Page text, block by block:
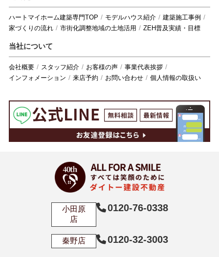
ハートマイホーム建築専門TOP モデルハウス紹介
建築施工事例
家づくりの流れ
市街化調整地域の土地活用 ZEH普及実績・目標
当社について
会社概要 スタッフ紹介 お客様の声
事業代表挨拶
インフォメーション
来店予約 お問い合わせ 個人情報の取扱い
小田原
店
0120-76-0338
秦野店 0120-32-3003